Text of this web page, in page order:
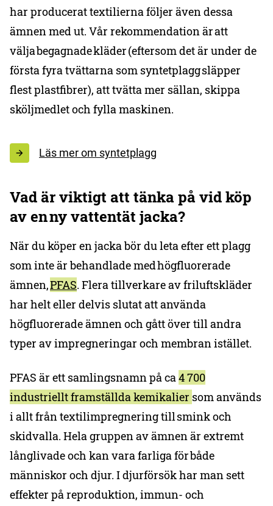
har producerat textilierna följer även dessa
ämnen med ut. Vår rekommendation är att
välja begagnade kläder (eftersom det är under de
första fyra tvättarna som syntetplagg släpper
flest plastfibrer), att tvätta mer sällan, skippa
sköljmedlet och fylla maskinen.
Läs mer om syntetplagg
Vad är viktigt att tänka på vid köp
av en ny vattentät jacka?
När du köper en jacka bör du leta efter ett plagg
som inte är behandlade med högfluorerade
ämnen,PFAS. Flera tillverkare av friluftskläder
har helt eller delvis slutat att använda
högfluorerade ämnen och gått över till andra
typer av impregneringar och membran istället.
PFAS är ett samlingsnamn på ca4 700
industriellt framställda kemikalier som används
i allt från textilimpregnering till smink och
skidvalla. Hela gruppen av ämnen är extremt
långlivade och kan vara farliga för både
människor och djur. I djurförsök har man sett
effekter på reproduktion, immun- och